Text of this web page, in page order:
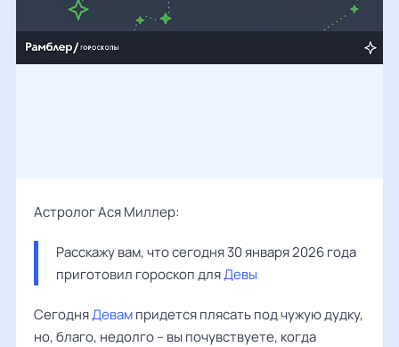
Астролог Ася Миллер:
Расскажу вам, что сегодня 30 января 2026 года
приготовил гороскоп для Девы
СегодняДевампридется плясать под чужую дудку,
но, благо, недолго – вы почувствуете, когда